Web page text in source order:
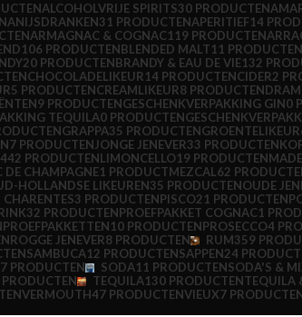
ALCOHOLVRIJE SPIRITS30 PRODUCTEN
ANIJSDRANKEN31 PRODUCTENAPERITIEF14
ARMAGNAC & COGNAC119 PRODUCTEN
106 PRODUCTENBLENDED MALT11 PRODUCTEN
20 PRODUCTENBRANDY & EAU DE VIE132
CHOCOLADELIKEUR14 PRODUCTENCIDER2
5 PRODUCTENCREAMLIKEUR8 PRODUCTEN
9 PRODUCTENGESCHENKVERPAKKING GIN0
TEQUILA0 PRODUCTEN
GRAPPA35 PRODUCTENGROENTELIKEUR
7 PRODUCTENJONGE JENEVER33 PRODUCTEN
442 PRODUCTENLIMONCELLO19 PRODUCTEN
DE CHAMPAGNE1 PRODUCTMEZCAL62
HOLLANDSE LIKEUREN35 PRODUCTENOUDE
CHARENTES3 PRODUCTENPISCO21 PRODUCTEN
32 PRODUCTENPROEFPAKKET COGNAC1
PROEFPAKKETTEN10 PRODUCTENPROSECCO4
ROGGE JENEVER8 PRODUCTEN RUM359
SAMBUCA12 PRODUCTENSAPPEN24
PRODUCTEN SODA11 PRODUCTENSODA'S &
PRODUCTEN TEQUILA130 PRODUCTENTEQUILA
VERMOUTH47 PRODUCTENVIEUX7